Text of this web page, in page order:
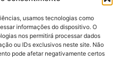
usamos tecnologias como
informações do dispositivo. O
nos permitirá processar dados
ou IDs exclusivos neste site. Não
pode afetar negativamente certos
0391 (Whatsapp)
Crysthyan Carlos
- Anadia - AL - CEP: